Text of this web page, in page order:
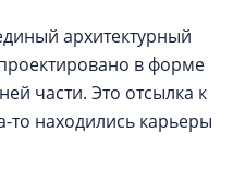
архитектурный
в форме
части. Это отсылка к
то находились карьеры